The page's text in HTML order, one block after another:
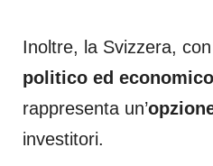
Inoltre, la Svizzera,
politico ed
rappresenta un’
investitori.